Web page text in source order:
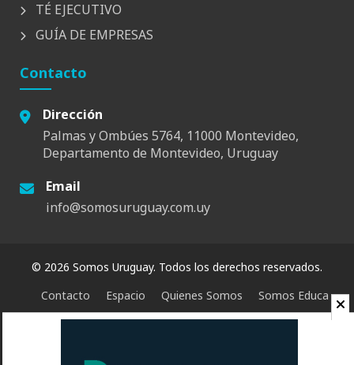
TÉ EJECUTIVO
GUÍA DE EMPRESAS
Contacto
Dirección
Palmas y Ombúes 5764, 11000 Montevideo,
Departamento de Montevideo, Uruguay
Email
info@somosuruguay.com.uy
© 2026 Somos Uruguay. Todos los derechos reservados.
Contacto
Espacio Quienes Somos Somos Educa